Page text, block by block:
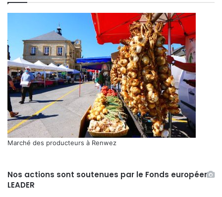
Marché des producteurs à Renwez
Nos actions sont soutenues par le Fonds européen
LEADER